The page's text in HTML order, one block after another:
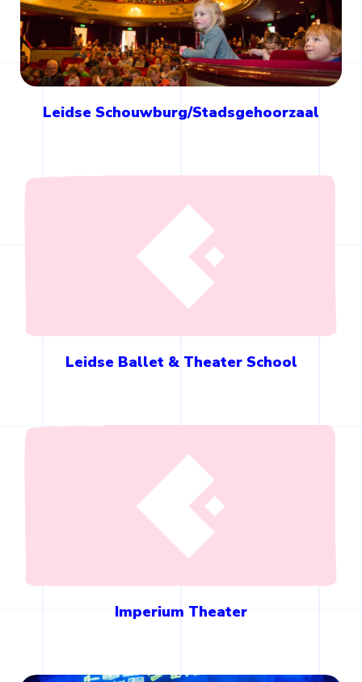
Leidse Schouwburg/Stadsgehoorzaal
Leidse Ballet & Theater School
Imperium Theater